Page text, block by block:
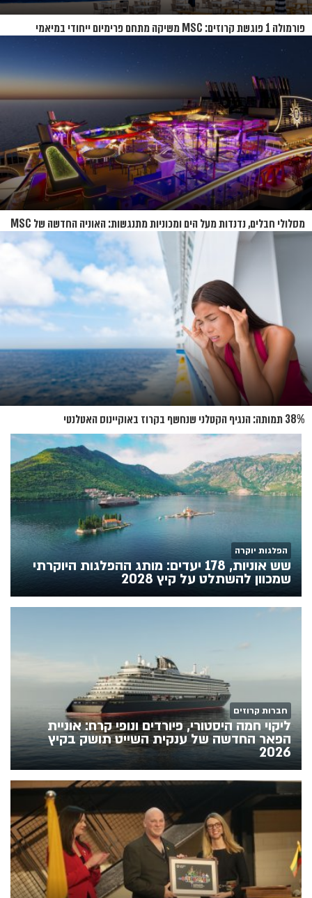
פורמולה 1 פוגשת קרוזים: MSC משיקה מתחם פרימיום ייחודי במיאמי
מסלולי חבלים, נדנדות מעל הים ומכוניות מתנגשות: האוניה החדשה של MSC
38% תמותה: הנגיף הקטלני שנחשף בקרוז באוקיינוס האטלנטי
הפלגות יוקרה
שש אוניות, 178 יעדים: מותג ההפלגות היוקרתי
שמכוון להשתלט על קיץ 2028
חברות קרוזים
ליקוי חמה היסטורי, פיורדים ונופי קרח: אוניית
הפאר החדשה של ענקית השייט תושק בקיץ
2026